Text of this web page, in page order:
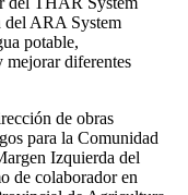
ARA System
potable,
mejorar diferentes
de obras
para la Comunidad
Izquierda del
de colaborador en